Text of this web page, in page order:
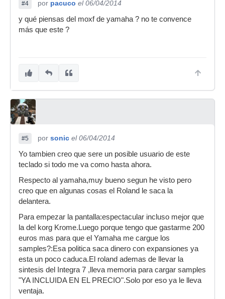
#4 por pacuco el 06/04/2014
y qué piensas del moxf de yamaha ? no te convence
más que este ?
#5 por sonic el 06/04/2014
Yo tambien creo que sere un posible usuario de este
teclado si todo me va como hasta ahora.
Respecto al yamaha,muy bueno segun he visto pero
creo que en algunas cosas el Roland le saca la
delantera.
Para empezar la pantalla:espectacular incluso mejor que
la del korg Krome.Luego porque tengo que gastarme 200
euros mas para que el Yamaha me cargue los
samples?:Esa politica saca dinero con expansiones ya
esta un poco caduca.El roland ademas de llevar la
sintesis del Integra 7 ,lleva memoria para cargar samples
"YA INCLUIDA EN EL PRECIO".Solo por eso ya le lleva
ventaja.